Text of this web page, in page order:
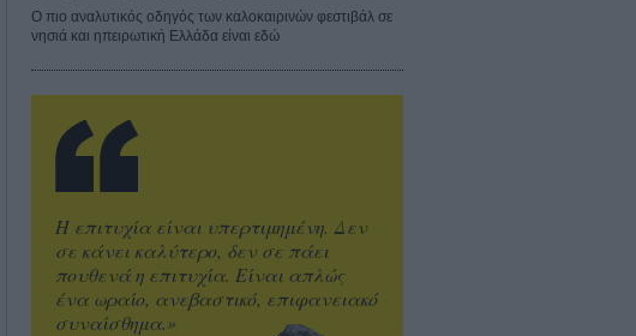
Ο πιο αναλυτικός οδηγός των καλοκαιρινών φεστιβάλ σε
νησιά και ηπειρωτική Ελλάδα είναι εδώ
Η επιτυχία είναι υπερτιμημένη. Δεν
σε κάνει καλύτερο, δεν σε πάει
πουθενά η επιτυχία. Είναι απλώς
ένα ωραίο, ανεβαστικό, επιφανειακό
συναίσθημα.»